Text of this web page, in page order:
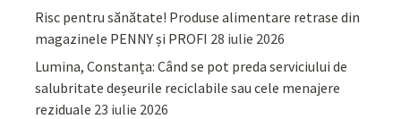
Risc pentru sănătate! Produse alimentare retrase din
magazinele PENNY și PROFI 28 iulie 2026
Lumina, Constanța: Când se pot preda serviciului de
salubritate deșeurile reciclabile sau cele menajere
reziduale 23 iulie 2026